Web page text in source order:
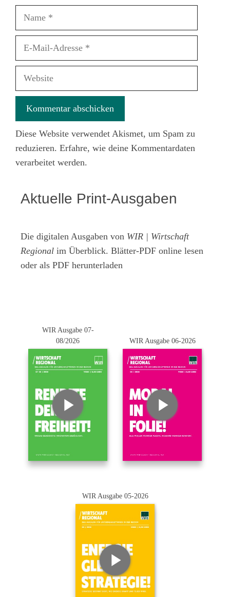
Diese Website verwendet Akismet, um Spam zu
reduzieren. Erfahre, wie deine Kommentardaten
verarbeitet werden.
Aktuelle Print-Ausgaben
Die digitalen Ausgaben von WIR | Wirtschaft
Regional im Überblick. Blätter-PDF online lesen
oder als PDF herunterladen
WIR Ausgabe 07-
08/2026
WIR Ausgabe 06-2026
WIR Ausgabe 05-2026